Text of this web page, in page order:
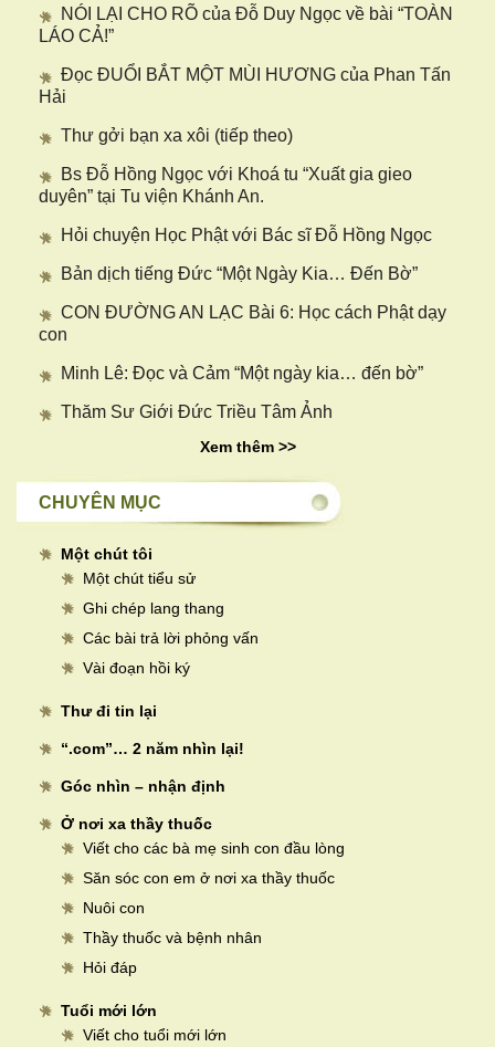
NÓI LẠI CHO RÕ của Đỗ Duy Ngọc về bài “TOÀN
LÁO CẢ!”
Đọc ĐUỔI BẮT MỘT MÙI HƯƠNG của Phan Tấn
Hải
Thư gởi bạn xa xôi (tiếp theo)
Bs Đỗ Hồng Ngọc với Khoá tu “Xuất gia gieo
duyên” tại Tu viện Khánh An.
Hỏi chuyện Học Phật với Bác sĩ Đỗ Hồng Ngọc
Bản dịch tiếng Đức “Một Ngày Kia… Đến Bờ”
CON ĐƯỜNG AN LẠC Bài 6: Học cách Phật dạy
con
Minh Lê: Đọc và Cảm “Một ngày kia… đến bờ”
Thăm Sư Giới Đức Triều Tâm Ảnh
Xem thêm >>
CHUYÊN MỤC
Một chút tôi
Một chút tiểu sử
Ghi chép lang thang
Các bài trả lời phỏng vấn
Vài đoạn hồi ký
Thư đi tin lại
“.com”… 2 năm nhìn lại!
Góc nhìn – nhận định
Ở nơi xa thầy thuốc
Viết cho các bà mẹ sinh con đầu lòng
Săn sóc con em ở nơi xa thầy thuốc
Nuôi con
Thầy thuốc và bệnh nhân
Hỏi đáp
Tuổi mới lớn
Viết cho tuổi mới lớn